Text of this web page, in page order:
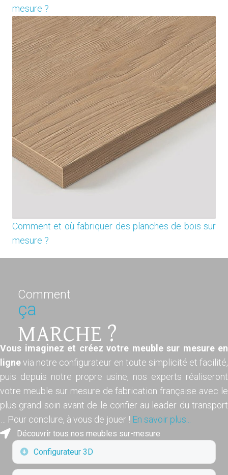
mesure ?
Comment et où fabriquer des planches de bois sur
mesure ?
Comment
ça
MARCHE ?
Vous imaginez et créez votre meuble sur mesure en
lignevia notre configurateur en toute simplicité et facilité,
puis depuis notre propre usine, nos experts réaliseront
votre meuble sur mesure de fabrication française avec le
plus grand soin avant de le confier au leader du transport
… Pour conclure, à vous de jouer ! En savoir plus...
Découvrir tous nos meubles sur-mesure
Déplier
Configurateur 3D